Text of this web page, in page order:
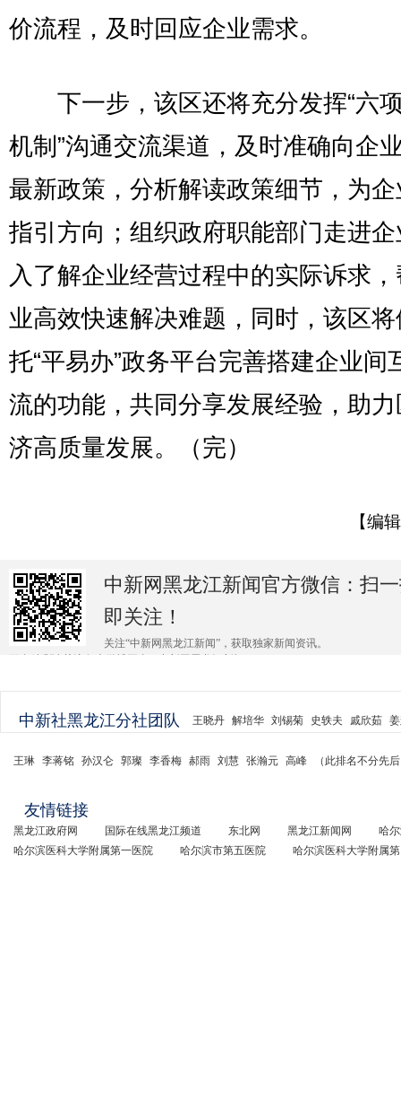
价流程，及时回应企业需求。
下一步，该区还将充分发挥“六
机制”沟通交流渠道，及时准确向企
最新政策，分析解读政策细节，为
指引方向；组织政府职能部门走进
入了解企业经营过程中的实际诉求
业高效快速解决难题，同时，该区将
托“平易办”政务平台完善搭建企业间
流的功能，共同分享发展经验，助
济高质量发展。（完）
【编
中新网黑龙江新闻官方微信：扫
即关注！
关注“中新网黑龙江新闻”，获取独家新闻资讯。
中新社黑龙江分社团队 王晓丹 解培华 刘锡菊 史轶夫 戚欣茹
王琳 李蒋铭 孙汉仑 郭璨 李香梅 郝雨 刘慧 张瀚元 高峰 （此排名不分先
友情链接
黑龙江政府网 国际在线黑龙江频道 东北网 黑龙江新闻网
哈
哈尔滨医科大学附属第一医院
哈尔滨市第五医院 哈尔滨医科大学附属